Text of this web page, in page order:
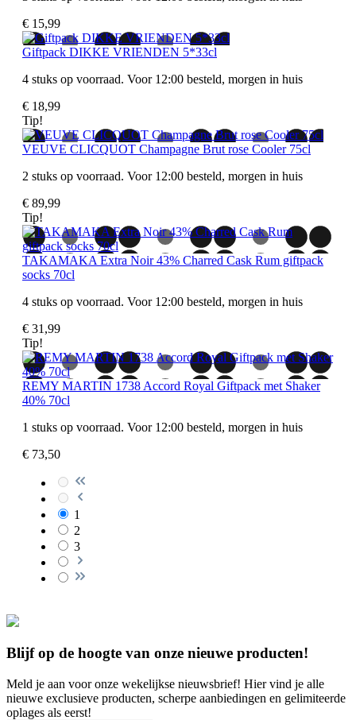
€ 15,99
Giftpack DIKKE VRIENDEN 5*33cl
4 stuks op voorraad. Voor 12:00 besteld, morgen in huis
€ 18,99
Tip!
VEUVE CLICQUOT Champagne Brut rose Cooler 75cl
2 stuks op voorraad. Voor 12:00 besteld, morgen in huis
€ 89,99
Tip!
TAKAMAKA Extra Noir 43% Charred Cask Rum giftpack
socks 70cl
4 stuks op voorraad. Voor 12:00 besteld, morgen in huis
€ 31,99
Tip!
REMY MARTIN 1738 Accord Royal Giftpack met Shaker
40% 70cl
1 stuks op voorraad. Voor 12:00 besteld, morgen in huis
€ 73,50
1
2
3
Blijf op de hoogte van onze nieuwe producten!
Meld je aan voor onze wekelijkse nieuwsbrief! Hier vind je alle
nieuwe exclusieve producten, scherpe aanbiedingen en gelimiteerde
oplages als eerst!